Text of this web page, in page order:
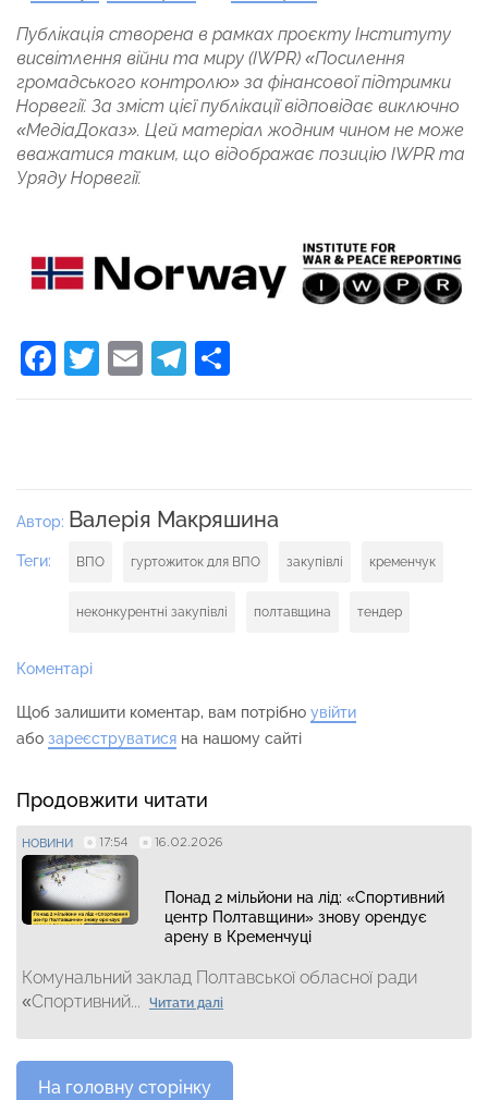
Публікація створена в рамках проєкту Інституту
висвітлення війни та миру (IWPR) «Посилення
громадського контролю» за фінансової підтримки
Норвегії. За зміст цієї публікації відповідає виключно
«МедіаДоказ». Цей матеріал жодним чином не може
вважатися таким, що відображає позицію IWPR та
Уряду Норвегії.
Facebook
Twitter
EmailTelegram
Автор: Валерія Макряшина
Теги: ВПО гуртожиток для ВПО закупівлі кременчук
неконкурентні закупівлі полтавщина тендер
Коментарі
Щоб залишити коментар, вам потрібно увійти
або зареєструватися на нашому сайті
Продовжити читати
НОВИНИ 17:54 16.02.2026
Понад 2 мільйони на лід: «Спортивний
центр Полтавщини» знову орендує
арену в Кременчуці
Комунальний заклад Полтавської обласної ради
«Спортивний...
Читати далі
На головну сторінку